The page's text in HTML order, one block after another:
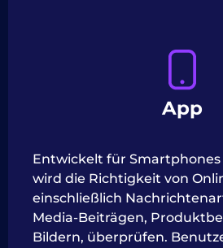
App
Entwickelt für Smartphones
wird die Richtigkeit von
einschließlich
Media-Beiträgen,
Bildern, überprüfen.